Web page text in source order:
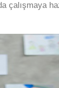
çalışmaya